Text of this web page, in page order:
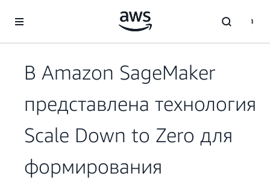
Перейти к главному контенту
В Amazon SageMaker
представлена технология
Scale Down to Zero для
формирования